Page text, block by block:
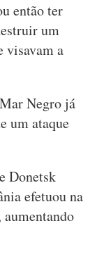
então ter
um
visavam a
Negro já
um ataque
Donetsk
efetuou na